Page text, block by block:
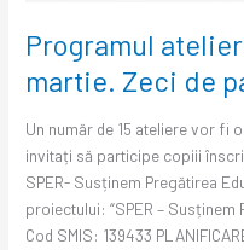
Programul
martie. Zeci de
Un număr de 15 ateliere vor fi
invitați să participe copiii
SPER- Susținem Pregătirea
proiectului: “SPER –
Cod SMIS: 139433